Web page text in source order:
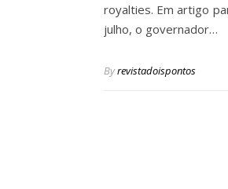
royalties. Em artigo
julho, o governador…
Byrevistadoispontos